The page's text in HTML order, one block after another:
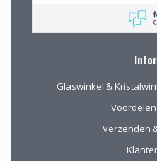
werd de
kop
Glaswinkel &
Verzenden